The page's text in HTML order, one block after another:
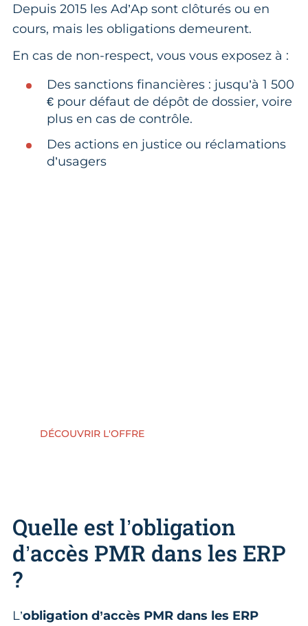
Depuis 2015 les Ad’Ap sont clôturés ou en
cours, mais les obligations demeurent.
En cas de non-respect, vous vous exposez à :
Des sanctions financières : jusqu’à 1 500
€ pour défaut de dépôt de dossier, voire
plus en cas de contrôle.
Des actions en justice ou réclamations
d’usagers
DÉCOUVRIR L'OFFRE
Quelle est l’obligation
d’accès PMR dans les ERP
?
L’obligation d’accès PMR dans les ERP